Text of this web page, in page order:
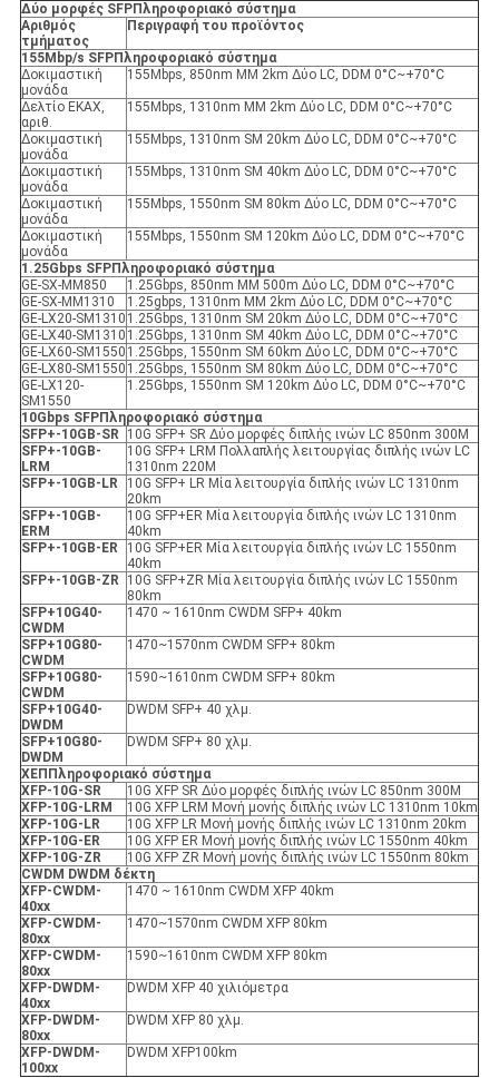
Δύο μορφές SFPΠληροφοριακό σύστημα
Αριθμός
τμήματος
Περιγραφή του προϊόντος
155Mbp/s SFPΠληροφοριακό σύστημα
Δοκιμαστική
μονάδα
155Mbps, 850nm MM 2km Δύο LC, DDM 0°C~+70°C
Δελτίο ΕΚΑΧ,
αριθ.
155Mbps, 1310nm MM 2km Δύο LC, DDM 0°C~+70°C
Δοκιμαστική
μονάδα
155Mbps, 1310nm SM 20km Δύο LC, DDM 0°C~+70°C
Δοκιμαστική
μονάδα
155Mbps, 1310nm SM 40km Δύο LC, DDM 0°C~+70°C
Δοκιμαστική
μονάδα
155Mbps, 1550nm SM 80km Δύο LC, DDM 0°C~+70°C
Δοκιμαστική
μονάδα
155Mbps, 1550nm SM 120km Δύο LC, DDM 0°C~+70°C
1.25Gbps SFPΠληροφοριακό σύστημα
GE-SX-MM850
1.25Gbps, 850nm MM 500m Δύο LC, DDM 0°C~+70°C
GE-SX-MM1310
1.25gbps, 1310nm MM 2km Δύο LC, DDM 0°C~+70°C
GE-LX20-SM1310 1.25Gbps, 1310nm SM 20km Δύο LC, DDM 0°C~+70°C
GE-LX40-SM1310 1.25Gbps, 1310nm SM 40km Δύο LC, DDM 0°C~+70°C
GE-LX60-SM1550 1.25Gbps, 1550nm SM 60km Δύο LC, DDM 0°C~+70°C
GE-LX80-SM1550 1.25Gbps, 1550nm SM 80km Δύο LC, DDM 0°C~+70°C
GE-LX120-
SM1550
1.25Gbps, 1550nm SM 120km Δύο LC, DDM 0°C~+70°C
10Gbps SFPΠληροφοριακό σύστημα
SFP+-10GB-SR
10G SFP+ SR Δύο μορφές διπλής ινών LC 850nm 300M
SFP+-10GB-
LRM
10G SFP+ LRM Πολλαπλής λειτουργίας διπλής ινών LC
1310nm 220M
SFP+-10GB-LR
10G SFP+ LR Μία λειτουργία διπλής ινών LC 1310nm
20km
SFP+-10GB-
ER Μ
10G SFP+ER Μία λειτουργία διπλής ινών LC 1310nm
40km
SFP+-10GB-ER
10G SFP+ER Μία λειτουργία διπλής ινών LC 1550nm
40km
SFP+-10GB-ZR
10G SFP+ZR Μία λειτουργία διπλής ινών LC 1550nm
80km
SFP+10G40-
CWDM
1470 ~ 1610nm CWDM SFP+ 40km
SFP+10G80-
CWDM
1470~1570nm CWDM SFP+ 80km
SFP+10G80-
CWDM
1590~1610nm CWDM SFP+ 80km
SFP+10G40-
DWDM
DWDM SFP+ 40 χλμ.
SFP+10G80-
DWDM
DWDM SFP+ 80 χλμ.
XΕΠ Πληροφοριακό σύστημα
XFP-10G-SR
10G XFP SR Δύο μορφές διπλής ινών LC 850nm 300M
XFP-10G-LRM
10G XFP LRM Μονή μονής διπλής ινών LC 1310nm 10km
XFP-10G-LR
10G XFP LR Μονή μονής διπλής ινών LC 1310nm 20km
XFP-10G-ER
10G XFP ER Μονή μονής διπλής ινών LC 1550nm 40km
XFP-10G-ZR
10G XFP ZR Μονή μονής διπλής ινών LC 1550nm 80km
CWDM DWDM δέκτη
XFP-CWDM-
40xx
1470 ~ 1610nm CWDM XFP 40km
XFP-CWDM-
80xx
1470~1570nm CWDM XFP 80km
XFP-CWDM-
80xx
1590~1610nm CWDM XFP 80km
XFP- DWDM-
40xx
DWDM XFP 40 χιλιόμετρα
XFP- DWDM-
80xx
DWDM XFP 80 χλμ.
XFP- DWDM-
100xx
DWDM XFP100km